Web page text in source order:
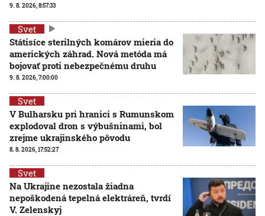
9. 8. 2026, 8:57:33
Svet
Státisíce sterilných komárov mieria do
amerických záhrad. Nová metóda má
bojovať proti nebezpečnému druhu
9. 8. 2026, 7:00:00
Svet
V Bulharsku pri hranici s Rumunskom
explodoval dron s výbušninami, bol
zrejme ukrajinského pôvodu
8. 8. 2026, 17:52:27
Svet
Na Ukrajine nezostala žiadna
nepoškodená tepelná elektráreň, tvrdí
V. Zelenskyj